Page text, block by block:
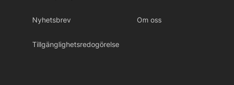
Nyhetsbrev Om oss
Tillgänglighetsredogörelse